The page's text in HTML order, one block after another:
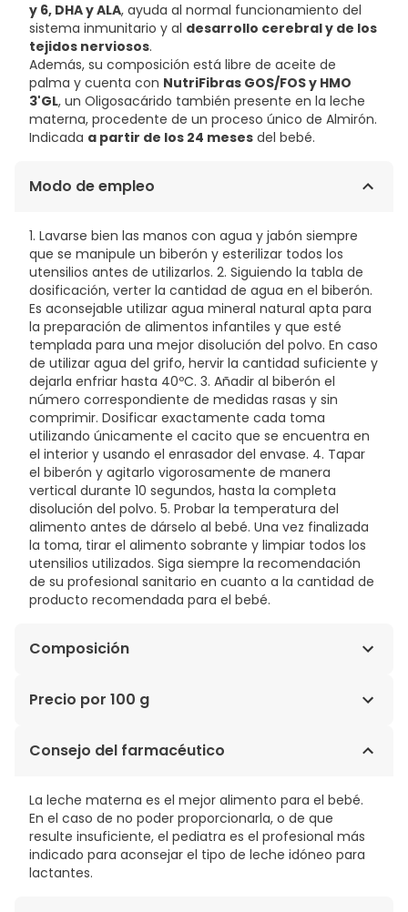
y 6, DHA y ALA, ayuda al normal funcionamiento del
sistema inmunitario y al desarrollo cerebral y de los
tejidos nerviosos.
Además, su composición está libre de aceite de
palma y cuenta con NutriFibras GOS/FOS y HMO
3'GL, un Oligosacárido también presente en la leche
materna, procedente de un proceso único de Almirón.
Indicada a partir de los 24 meses del bebé.
Modo de empleo
1. Lavarse bien las manos con agua y jabón siempre
que se manipule un biberón y esterilizar todos los
utensilios antes de utilizarlos. 2. Siguiendo la tabla de
dosificación, verter la cantidad de agua en el biberón.
Es aconsejable utilizar agua mineral natural apta para
la preparación de alimentos infantiles y que esté
templada para una mejor disolución del polvo. En caso
de utilizar agua del grifo, hervir la cantidad suficiente y
dejarla enfriar hasta 40ºC. 3. Añadir al biberón el
número correspondiente de medidas rasas y sin
comprimir. Dosificar exactamente cada toma
utilizando únicamente el cacito que se encuentra en
el interior y usando el enrasador del envase. 4. Tapar
el biberón y agitarlo vigorosamente de manera
vertical durante 10 segundos, hasta la completa
disolución del polvo. 5. Probar la temperatura del
alimento antes de dárselo al bebé. Una vez finalizada
la toma, tirar el alimento sobrante y limpiar todos los
utensilios utilizados. Siga siempre la recomendación
de su profesional sanitario en cuanto a la cantidad de
producto recomendada para el bebé.
Composición
Leche desnatada, lactosa (procedente de la leche),
desmineralizado, suero concentrado), aceite de
oligosacáridos,aceite de pescado, citrato de potasio,
carbonato de calcio, hidrogenofosfato de magnesio,
citrato de sodio, cloruro de potasio, ácido L-ascórbico,
lecitina de soja, aroma de vainillina, aroma de leche,
cloruro de colina, sulfato ferroso, inositol, cloruro de
Precio por 100 g
2,12€ / 100 g
Consejo del farmacéutico
La leche materna es el mejor alimento para el bebé.
En el caso de no poder proporcionarla, o de que
resulte insuficiente, el pediatra es el profesional más
indicado para aconsejar el tipo de leche idóneo para
lactantes.